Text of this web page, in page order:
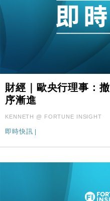
財經｜歐央行理事：
序漸進
KENNETH @ FORTUNE INSIGHT
即時快訊 |